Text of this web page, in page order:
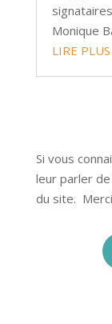
Monique
LIRE PLUS
Si vous
leur parler
du site. Merci